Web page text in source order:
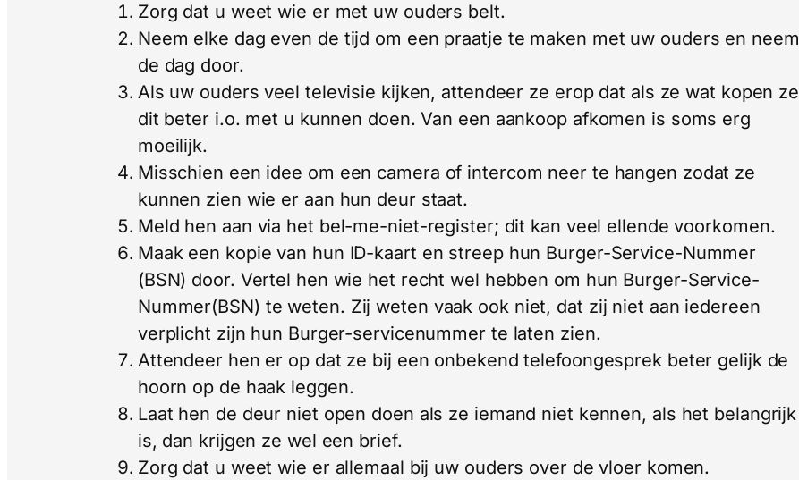
Zorg dat u weet wie er met uw ouders belt.
Neem elke dag even de tijd om een praatje te maken met uw ouders en neem
de dag door.
Als uw ouders veel televisie kijken, attendeer ze erop dat als ze wat kopen ze
dit beter i.o. met u kunnen doen. Van een aankoop afkomen is soms erg
moeilijk.
Misschien een idee om een camera of intercom neer te hangen zodat ze
kunnen zien wie er aan hun deur staat.
Meld hen aan via het bel-me-niet-register; dit kan veel ellende voorkomen.
Maak een kopie van hun ID-kaart en streep hun Burger-Service-Nummer
(BSN) door. Vertel hen wie het recht wel hebben om hun Burger-Service-
Nummer(BSN) te weten. Zij weten vaak ook niet, dat zij niet aan iedereen
verplicht zijn hun Burger-servicenummer te laten zien.
Attendeer hen er op dat ze bij een onbekend telefoongesprek beter gelijk de
hoorn op de haak leggen.
Laat hen de deur niet open doen als ze iemand niet kennen, als het belangrijk
is, dan krijgen ze wel een brief.
Zorg dat u weet wie er allemaal bij uw ouders over de vloer komen.